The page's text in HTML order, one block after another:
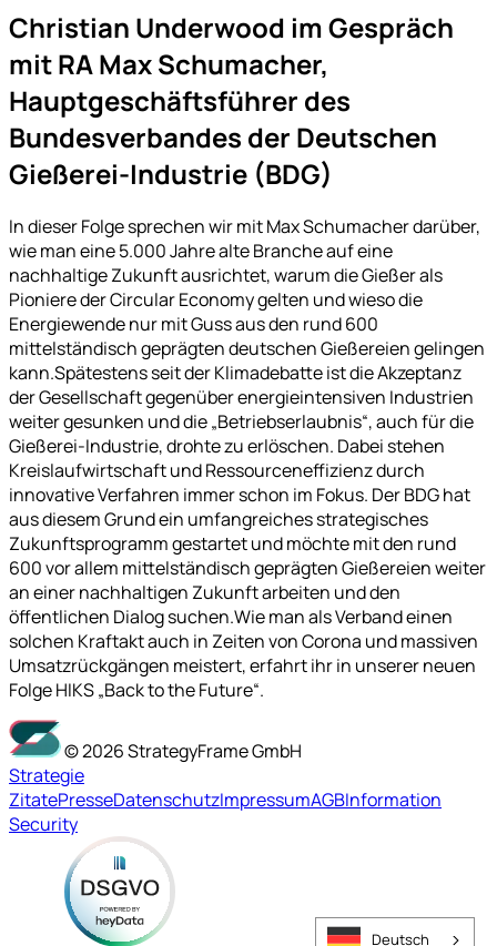
Christian Underwood im Gespräch
mit RA Max Schumacher,
Hauptgeschäftsführer des
Bundesverbandes der Deutschen
Gießerei-Industrie (BDG)
In dieser Folge sprechen wir mit Max Schumacher darüber,
wie man eine 5.000 Jahre alte Branche auf eine
nachhaltige Zukunft ausrichtet, warum die Gießer als
Pioniere der Circular Economy gelten und wieso die
Energiewende nur mit Guss aus den rund 600
mittelständisch geprägten deutschen Gießereien gelingen
kann.Spätestens seit der Klimadebatte ist die Akzeptanz
der Gesellschaft gegenüber energieintensiven Industrien
weiter gesunken und die „Betriebserlaubnis“, auch für die
Gießerei-Industrie, drohte zu erlöschen. Dabei stehen
Kreislaufwirtschaft und Ressourceneffizienz durch
innovative Verfahren immer schon im Fokus. Der BDG hat
aus diesem Grund ein umfangreiches strategisches
Zukunftsprogramm gestartet und möchte mit den rund
600 vor allem mittelständisch geprägten Gießereien weiter
an einer nachhaltigen Zukunft arbeiten und den
öffentlichen Dialog suchen.Wie man als Verband einen
solchen Kraftakt auch in Zeiten von Corona und massiven
Umsatzrückgängen meistert, erfahrt ihr in unserer neuen
Folge HIKS „Back to the Future“.
©2026StrategyFrame GmbH
Strategie
ZitatePresseDatenschutzImpressumAGBInformation
Security
Deutsch